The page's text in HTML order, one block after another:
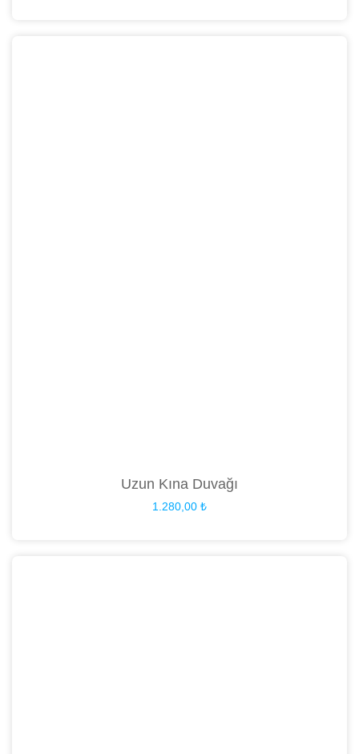
Uzun Kına Duvağı
1.280,00 ₺